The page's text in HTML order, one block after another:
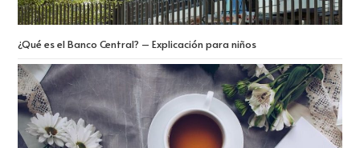
¿Qué es el Banco Central? – Explicación para niños